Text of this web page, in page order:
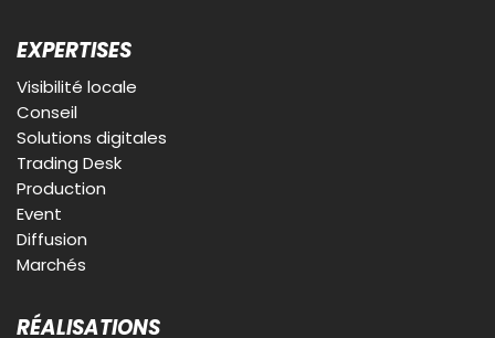
EXPERTISES
Visibilité locale
Conseil
Solutions digitales
Trading Desk
Production
Event
Diffusion
Marchés
RÉALISATIONS